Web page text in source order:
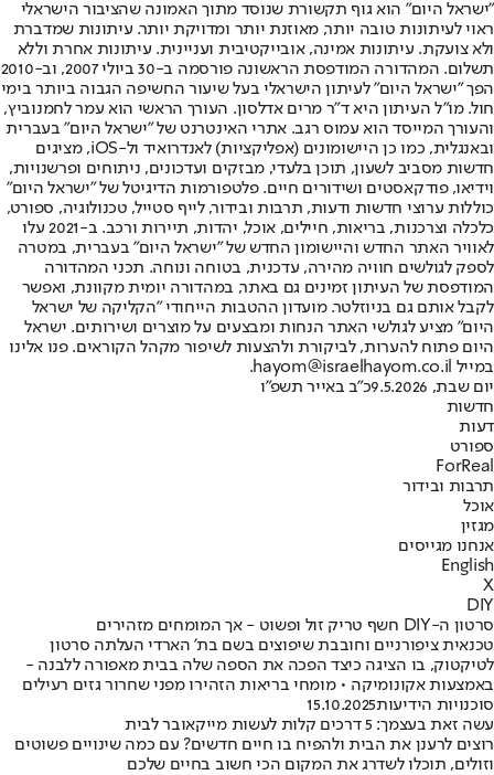
"ישראל היום" הוא גוף תקשורת שנוסד מתוך האמונה שהציבור הישראלי
ראוי לעיתונות טובה יותר, מאוזנת יותר ומדויקת יותר. עיתונות שמדברת
ולא צועקת. עיתונות אמינה, אובייקטיבית ועניינית. עיתונות אחרת וללא
תשלום. המהדורה המודפסת הראשונה פורסמה ב-30 ביולי 2007, וב-2010
הפך "ישראל היום" לעיתון הישראלי בעל שיעור החשיפה הגבוה ביותר בימי
חול. מו"ל העיתון היא ד"ר מרים אדלסון. העורך הראשי הוא עמר לחמנוביץ,
והעורך המייסד הוא עמוס רגב. אתרי האינטרנט של "ישראל היום" בעברית
ובאנגלית, כמו כן היישומונים (אפליקציות) לאנדרואיד ול-iOS, מציגים
חדשות מסביב לשעון, תוכן בלעדי, מבזקים ועדכונים, ניתוחים ופרשנויות,
וידיאו, פודקאסטים ושידורים חיים. פלטפורמות הדיגיטל של "ישראל היום"
כוללות ערוצי חדשות ודעות, תרבות ובידור, לייף סטייל, טכנולוגיה, ספורט,
כלכלה וצרכנות, בריאות, חיילים, אוכל, יהדות, תיירות ורכב. ב-2021 עלו
לאוויר האתר החדש והיישומון החדש של "ישראל היום" בעברית, במטרה
לספק לגולשים חוויה מהירה, עדכנית, בטוחה ונוחה. תכני המהדורה
המודפסת של העיתון זמינים גם באתר, במהדורה יומית מקוונת, ואפשר
לקבל אותם גם בניוזלטר. מועדון ההטבות הייחודי "הקליקה של ישראל
היום" מציע לגולשי האתר הנחות ומבצעים על מוצרים ושירותים. ישראל
היום פתוח להערות, לביקורת ולהצעות לשיפור מקהל הקוראים. פנו אלינו
במייל hayom@israelhayom.co.il.
יום שבת, 9.5.2026
כ"ב באייר תשפ"ו
חדשות
דעות
ספורט
ForReal
תרבות ובידור
אוכל
מגזין
אנחנו מגייסים
English
X
DIY
סרטון ה-DIY חשף טריק זול ופשוט - אך המומחים מזהירים
טכנאית ציפורניים וחובבת שיפוצים בשם בת' הארדי העלתה סרטון
לטיקטוק, בו הציגה כיצד הפכה את הספה שלה בבית מאפורה ללבנה -
באמצעות אקונומיקה • מומחי בריאות הזהירו מפני שחרור גזים רעילים
סוכנויות הידיעות15.10.2025
עשה זאת בעצמך: 5 דרכים קלות לעשות מייקאובר לבית
רוצים לרענן את הבית ולהפיח בו חיים חדשים? עם כמה שינויים פשוטים
וזולים, תוכלו לשדרג את המקום הכי חשוב בחיים שלכם